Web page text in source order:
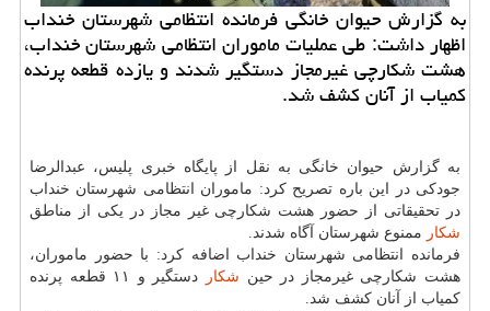
به گزارش حیوان خانگی فرمانده انتظامی شهرستان خنداب
اظهار داشت: طی عملیات ماموران انتظامی شهرستان خنداب،
هشت شكارچی غیرمجاز دستگیر شدند و یازده قطعه پرنده
كمیاب از آنان كشف شد.
به گزارش حیوان خانگی به نقل از پایگاه خبری پلیس، عبدالرضا
جودكی در این باره تصریح كرد: ماموران انتظامی شهرستان خنداب
در تحقیقاتی از حضور هشت شكارچی غیر مجاز در یكی از مناطق
شكار ممنوع شهرستان آگاه شدند.
فرمانده انتظامی شهرستان خنداب اضافه كرد: با حضور ماموران،
هشت شكارچی غیرمجاز در حین شكار
دستگیر و ۱۱ قطعه پرنده
كمیاب از آنان كشف شد.